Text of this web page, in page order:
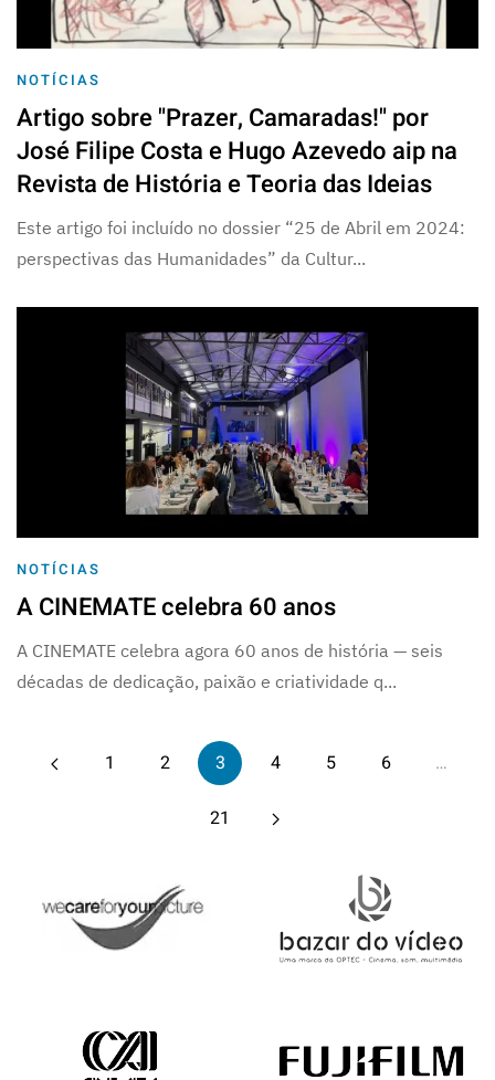
NOTÍCIAS
Artigo sobre "Prazer, Camaradas!" por
José Filipe Costa e Hugo Azevedo aip na
Revista de História e Teoria das Ideias
Este artigo foi incluído no dossier “25 de Abril em 2024:
perspectivas das Humanidades” da Cultur...
NOTÍCIAS
A CINEMATE celebra 60 anos
A CINEMATE celebra agora 60 anos de história — seis
décadas de dedicação, paixão e criatividade q...
1 2 3 4 5 6 …
21